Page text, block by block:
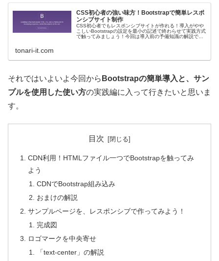
CSS初心者の強い味方！Bootstrapで簡単レスポ
ンシブサイト制作
CSS初心者でもレスポンシブサイトが作れる！導入がやや
こしいBootstrapの設定を最小の記述で終わらせて実践方式
で触ってみましょう！今回は導入前の予備知識の解説で
tonari-it.com
それではいよいよ今回から Bootstrapの簡単導入と、サン
プルを使用した使い方の実践編に入って行きたいと思いま
す。
目次
CDN利用！HTMLファイル一つでBootstrapを触ってみ
よう
CDNでBootstrap組み込み
おまけの解説
サンプルページを、レスポンシブで作ってみよう！
完成図
ロゴマークを中央寄せ
「text-center」の解説